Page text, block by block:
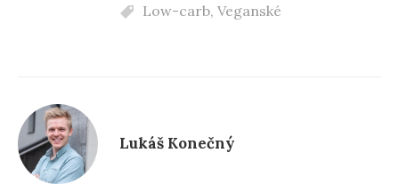
Low-carb, Veganské
Lukáš Konečný